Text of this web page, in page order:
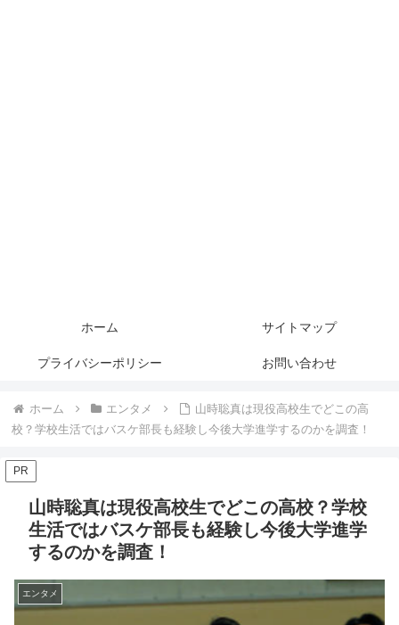
ホーム サイトマップ
プライバシーポリシー お問い合わせ
ホーム エンタメ
山時聡真は現役高校生でどこの高
校？学校生活ではバスケ部長も経験し今後大学進学するのかを調査！
PR
山時聡真は現役高校生でどこの高校？学校
生活ではバスケ部長も経験し今後大学進学
するのかを調査！
エンタメ